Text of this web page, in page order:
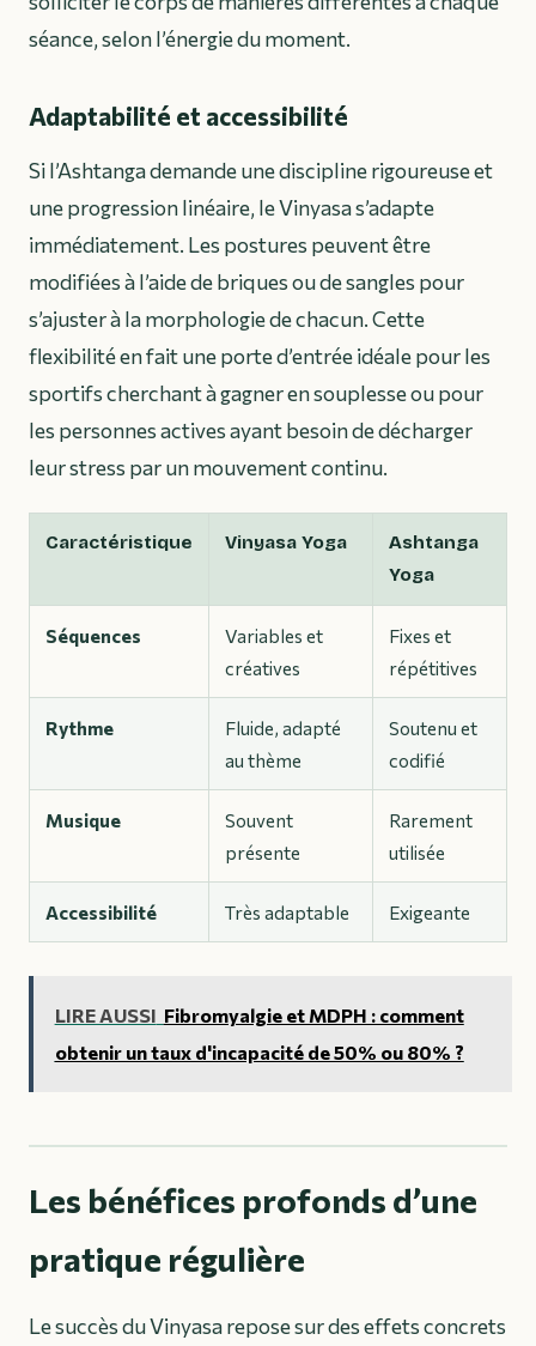
séance, selon l’énergie du moment.
Adaptabilité et accessibilité
Si l’Ashtanga demande une discipline rigoureuse et
une progression linéaire, le Vinyasa s’adapte
immédiatement. Les postures peuvent être
modifiées à l’aide de briques ou de sangles pour
s’ajuster à la morphologie de chacun. Cette
flexibilité en fait une porte d’entrée idéale pour les
sportifs cherchant à gagner en souplesse ou pour
les personnes actives ayant besoin de décharger
leur stress par un mouvement continu.
Caractéristique Vinyasa Yoga
Ashtanga
Yoga
Séquences
Variables et
créatives
Fixes et
répétitives
Rythme
Fluide, adapté
au thème
Soutenu et
codifié
Musique
Souvent
présente
Rarement
utilisée
Accessibilité Très adaptable Exigeante
LIRE AUSSI Fibromyalgie et MDPH : comment
obtenir un taux d'incapacité de 50% ou 80% ?
Les bénéfices profonds d’une
pratique régulière
Le succès du Vinyasa repose sur des effets concrets